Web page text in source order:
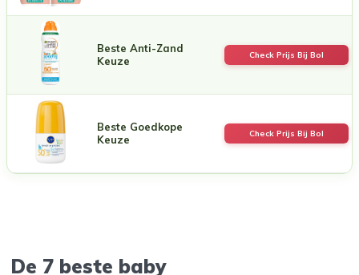
Beste Anti-Zand
Keuze
Check Prijs Bij Bol
Beste Goedkope
Keuze
Check Prijs Bij Bol
De 7 beste baby